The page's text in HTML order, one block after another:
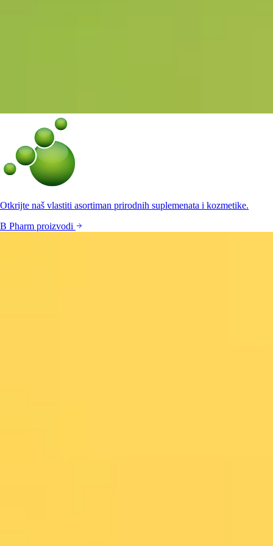
Otkrijte naš vlastiti asortiman prirodnih suplemenata i kozmetike.
B Pharm proizvodi